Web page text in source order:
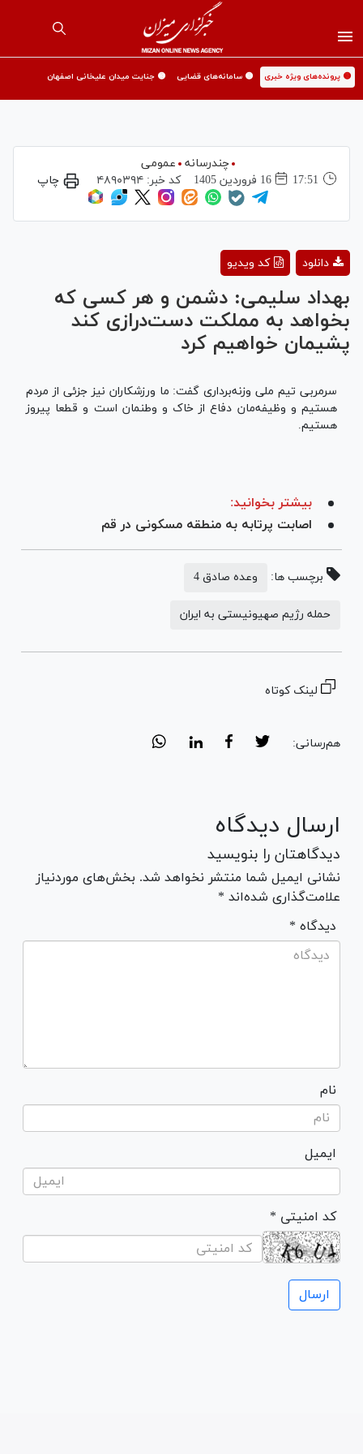
🟡 پرونده‌های ویژه خبری 🟡 سامانه‌های قضایی 🟡 جنایت میدان علیخانی اصفهان
چندرسانه
عمومی
17:51
16 فروردين 1405 کد خبر:۴۸۹۰۳۹۴ چاپ
Video
کد ویدیو دانلود
بهداد سلیمی: دشمن و هر کسی که
بخواهد به مملکت دست‌درازی کند
پشیمان خواهیم کرد
سرمربی تیم ملی وزنه‌برداری گفت: ما ورزشکاران نیز جزئی از مردم
هستیم و وظیفه‌مان دفاع از خاک و وطنمان است و قطعا پیروز
هستیم.
بیشتر بخوانید:
اصابت پرتابه به منطقه مسکونی در قم
برچسب ها: وعده صادق 4
حمله رژیم صهیونیستی به ایران
لینک کوتاه
هم‌رسانی:
ارسال دیدگاه
دیدگاهتان را بنویسید
نشانی ایمیل شما منتشر نخواهد شد. بخش‌های موردنیاز
علامت‌گذاری شده‌اند *
* دیدگاه
نام
ایمیل
* کد امنیتی